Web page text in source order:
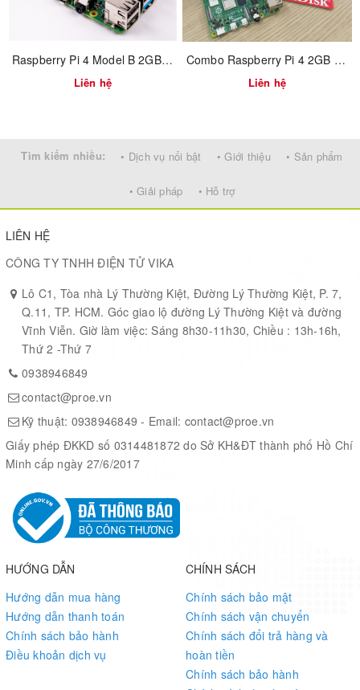
Raspberry Pi 4 Model B 2GB RAM
Liên hệ
Combo Raspberry Pi 4 2GB RAM vỏ ABS
Liên hệ
Tìm kiếm nhiều: • Dịch vụ nổi bật • Giới thiệu • Sản phẩm
• Giải pháp • Hỗ trợ
LIÊN HỆ
CÔNG TY TNHH ĐIỆN TỬ VIKA
Lô C1, Tòa nhà Lý Thường Kiệt, Đường Lý Thường Kiệt, P. 7,
Q.11, TP. HCM. Góc giao lộ đường Lý Thường Kiệt và đường
Vĩnh Viễn. Giờ làm việc: Sáng 8h30-11h30, Chiều : 13h-16h,
Thứ 2 -Thứ 7
0938946849
contact@proe.vn
Kỹ thuật: 0938946849 - Email: contact@proe.vn
Giấy phép ĐKKD số 0314481872 do Sở KH&ĐT thành phố Hồ Chí
Minh cấp ngày 27/6/2017
HƯỚNG DẪN
Hướng dẫn mua hàng
Hướng dẫn thanh toán
Chính sách bảo hành
Điều khoản dịch vụ
CHÍNH SÁCH
Chính sách bảo mật
Chính sách vận chuyển
Chính sách đổi trả hàng và
hoàn tiền
Chính sách bảo hành